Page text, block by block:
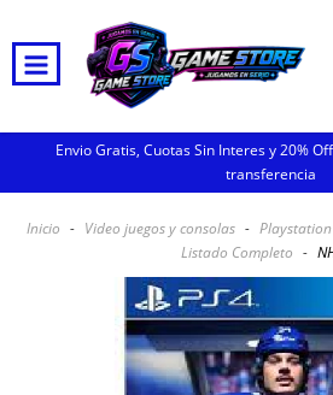
Envio Gratis, Cuotas Sin Interes y 20%
transferencia
Inicio - Video juegos y consolas -
Listado Completo -